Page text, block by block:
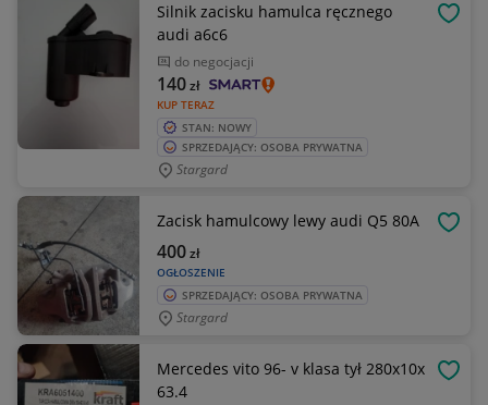
Silnik zacisku hamulca ręcznego
audi a6c6
do negocjacji
KUP TERAZ
140zł
STAN: NOWY
SPRZEDAJĄCY: OSOBA PRYWATNA
Stargard
Zacisk hamulcowy lewy audi Q5 80A
OGŁOSZENIE
400zł
SPRZEDAJĄCY: OSOBA PRYWATNA
Stargard
Mercedes vito 96- v klasa tył 280x10x
63.4